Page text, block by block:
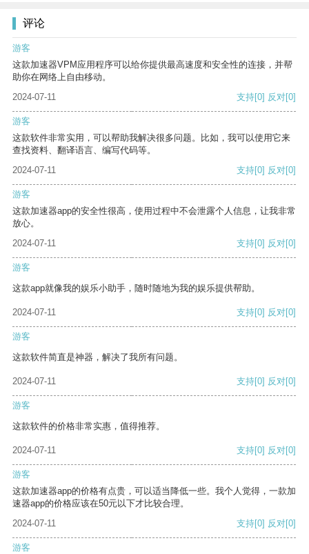
评论
游客
这款加速器VPM应用程序可以给你提供最高速度和安全性的连接，并帮
助你在网络上自由移动。
2024-07-11
支持[0] 反对[0]
游客
这款软件非常实用，可以帮助我解决很多问题。比如，我可以使用它来
查找资料、翻译语言、编写代码等。
2024-07-11
支持[0] 反对[0]
游客
这款加速器app的安全性很高，使用过程中不会泄露个人信息，让我非常
放心。
2024-07-11
支持[0] 反对[0]
游客
这款app就像我的娱乐小助手，随时随地为我的娱乐提供帮助。
2024-07-11 支持[0] 反对[0]
游客
这款软件简直是神器，解决了我所有问题。
2024-07-11 支持[0] 反对[0]
游客
这款软件的价格非常实惠，值得推荐。
2024-07-11 支持[0] 反对[0]
游客
这款加速器app的价格有点贵，可以适当降低一些。我个人觉得，一款加
速器app的价格应该在50元以下才比较合理。
2024-07-11
支持[0] 反对[0]
游客